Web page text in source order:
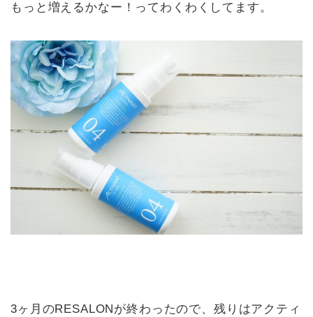
もっと増えるかなー！ってわくわくしてます。
3ヶ月のRESALONが終わったので、残りはアクティ